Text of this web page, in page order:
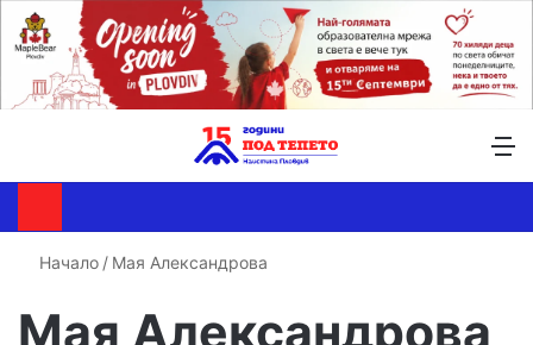
Начало / Мая Александрова
Мая Александрова